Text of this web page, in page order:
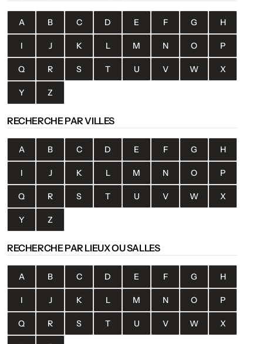
A B C D E F G H
I J K L M N O P
Q R S T U V W X
Y Z
RECHERCHE PAR VILLES
A B C D E F G H
I J K L M N O P
Q R S T U V W X
Y Z
RECHERCHE PAR LIEUX OU SALLES
A B C D E F G H
I J K L M N O P
Q R S T U V W X